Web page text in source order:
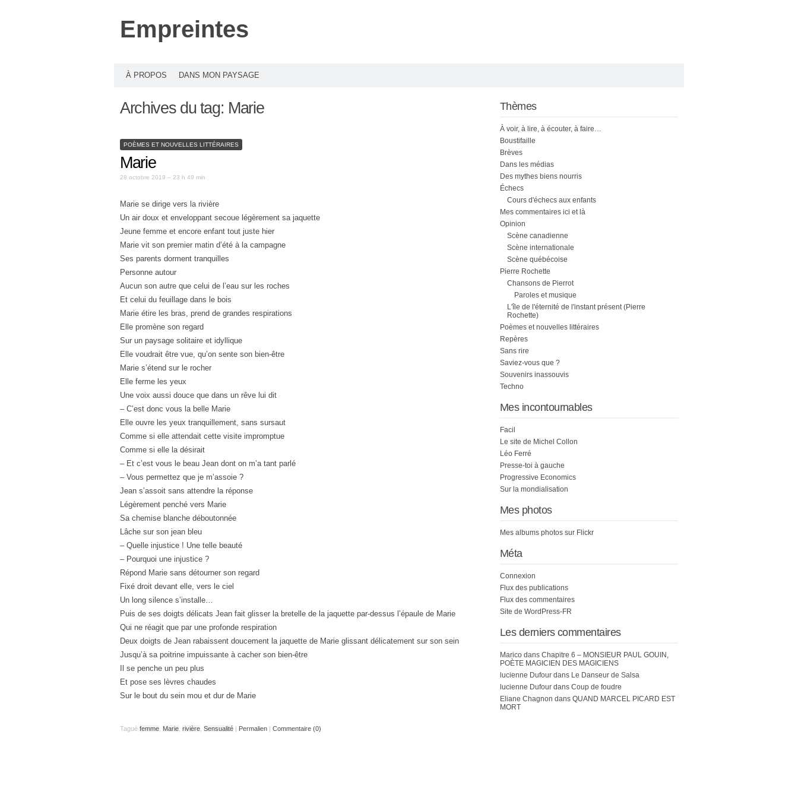
Empreintes
À PROPOS DANS MON PAYSAGE
Archives du tag: Marie
POÈMES ET NOUVELLES LITTÉRAIRES
Marie
28 octobre 2019 – 23 h 49 min
Marie se dirige vers la rivière
Un air doux et enveloppant secoue légèrement sa jaquette
Jeune femme et encore enfant tout juste hier
Marie vit son premier matin d’été à la campagne
Ses parents dorment tranquilles
Personne autour
Aucun son autre que celui de l’eau sur les roches
Et celui du feuillage dans le bois
Marie étire les bras, prend de grandes respirations
Elle promène son regard
Sur un paysage solitaire et idyllique
Elle voudrait être vue, qu’on sente son bien-être
Marie s’étend sur le rocher
Elle ferme les yeux
Une voix aussi douce que dans un rêve lui dit
– C’est donc vous la belle Marie
Elle ouvre les yeux tranquillement, sans sursaut
Comme si elle attendait cette visite impromptue
Comme si elle la désirait
– Et c’est vous le beau Jean dont on m’a tant parlé
– Vous permettez que je m’assoie ?
Jean s’assoit sans attendre la réponse
Légèrement penché vers Marie
Sa chemise blanche déboutonnée
Lâche sur son jean bleu
– Quelle injustice ! Une telle beauté
– Pourquoi une injustice ?
Répond Marie sans détourner son regard
Fixé droit devant elle, vers le ciel
Un long silence s’installe…
Puis de ses doigts délicats Jean fait glisser la bretelle de la jaquette par-dessus l’épaule de Marie
Qui ne réagit que par une profonde respiration
Deux doigts de Jean rabaissent doucement la jaquette de Marie glissant délicatement sur son sein
Jusqu’à sa poitrine impuissante à cacher son bien-être
Il se penche un peu plus
Et pose ses lèvres chaudes
Sur le bout du sein mou et dur de Marie
Tagué femme Marie rivière Sensualité | Permalien | Commentaire (0)
Thèmes
À voir, à lire, à écouter, à faire…
Boustifaille
Brèves
Dans les médias
Des mythes biens nourris
Échecs
Cours d'échecs aux enfants
Mes commentaires ici et là
Opinion
Scène canadienne
Scène internationale
Scène québécoise
Pierre Rochette
Chansons de Pierrot
Paroles et musique
L'île de l'éternité de l'instant présent (Pierre
Rochette)
Poèmes et nouvelles littéraires
Repères
Sans rire
Saviez-vous que ?
Souvenirs inassouvis
Techno
Mes incontournables
Facil
Le site de Michel Collon
Léo Ferré
Presse-toi à gauche
Progressive Economics
Sur la mondialisation
Mes photos
Mes albums photos sur Flickr
Méta
Connexion
Flux des publications
Flux des commentaires
Site de WordPress-FR
Les derniers commentaires
Marico dans Chapitre 6 – MONSIEUR PAUL GOUIN,
POÈTE MAGICIEN DES MAGICIENS
lucienne Dufour dans Le Danseur de Salsa
lucienne Dufour dans Coup de foudre
Eliane Chagnon dans QUAND MARCEL PICARD EST
MORT